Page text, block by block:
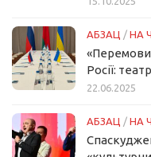
АБЗАЦ / НА
Росії:
22.06.2025
АБЗАЦ / НА